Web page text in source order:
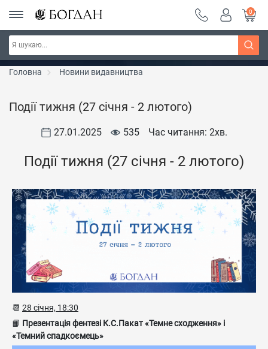
РОЗПРОДАЖ ~ 150 грн ~ 200 грн ~ 250 грн ~
300 грн ~ РОЗПРОДАЖ
Дізнатись більше
0
Головна Новини видавництва
Події тижня (27 січня - 2 лютого)
27.01.2025 535 Час читання: 2хв.
Події тижня (27 січня - 2 лютого)
📆 28 січня, 18:30
📙 Презентація фентезі К.С.Пакат «Темне сходження» і
«Темний спадкоємець»